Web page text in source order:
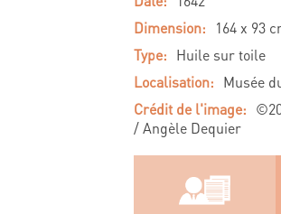
Dimension:
164 x 93
Type: Huile sur toile
Localisation: Musée
Crédit de l'image:
/ Angèle Dequier